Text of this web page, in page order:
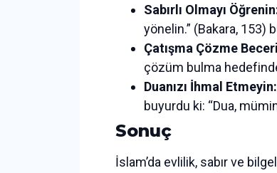
Sabırlı Olmayı
yönelin.” (Bakara, 153)
Çatışma Çözme
çözüm bulma
Duanızı İhmal Etmeyin:
buyurdu ki: “Dua,
Sonuç
İslam’da evlilik, sabır ve